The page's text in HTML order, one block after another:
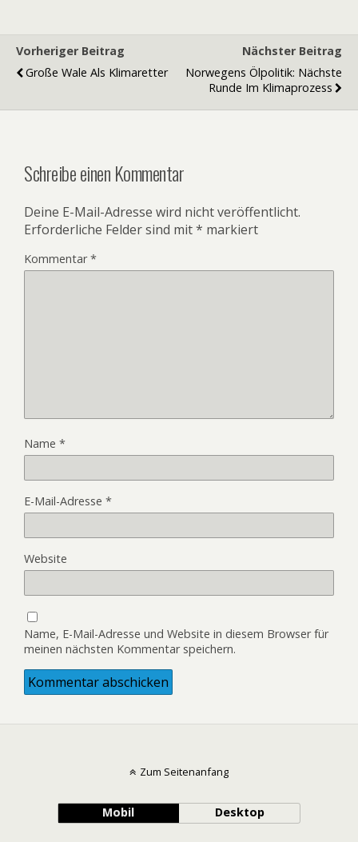
Vorheriger Beitrag
Große Wale Als Klimaretter
Nächster Beitrag
Norwegens Ölpolitik: Nächste
Runde Im Klimaprozess
Schreibe einen Kommentar
Deine E-Mail-Adresse wird nicht veröffentlicht.
Erforderliche Felder sind mit* markiert
Kommentar*
Name *
E-Mail-Adresse *
Website
Name, E-Mail-Adresse und Website in diesem Browser für
meinen nächsten Kommentar speichern.
Zum Seitenanfang
Mobil Desktop